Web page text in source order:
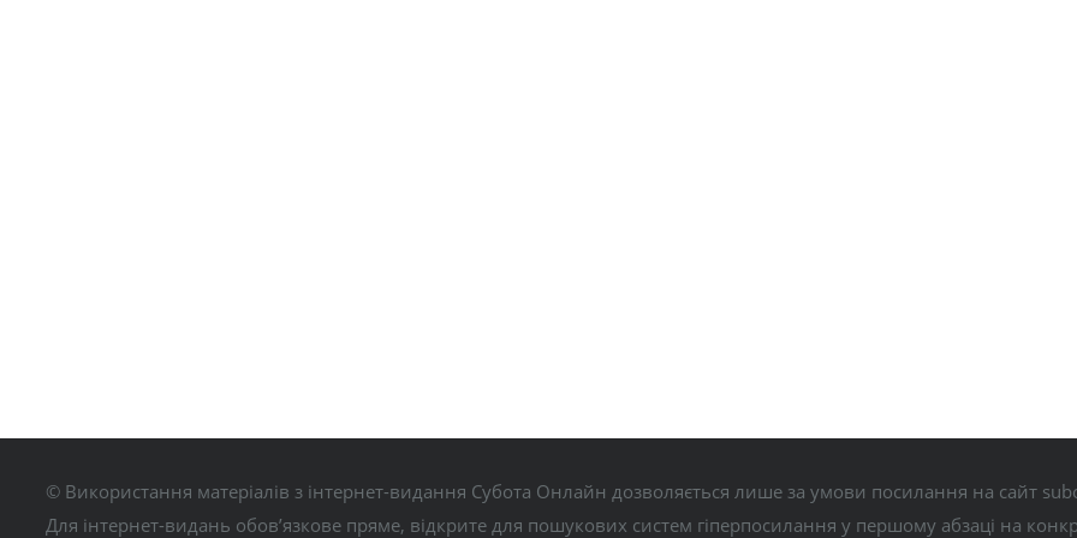
© Використання матеріалів з інтернет-видання Субота Онлайн дозволяється лише за умови посилання на сайт
Для інтернет-видань обов’язкове пряме, відкрите для пошукових систем гіперпосилання у першому абзаці на